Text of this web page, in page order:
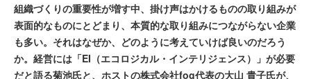
組織づくりの重要性が増す中、掛け声はかけるものの取り組みが
表面的なものにとどまり、本質的な取り組みにつながらない企業
も多い。それはなぜか、どのように考えていけば良いのだろう
か。経営には「EI（エコロジカル・インテリジェンス）」が必要
だと語る菊池氏と、ホストの株式会社fog代表の大山 貴子氏が、